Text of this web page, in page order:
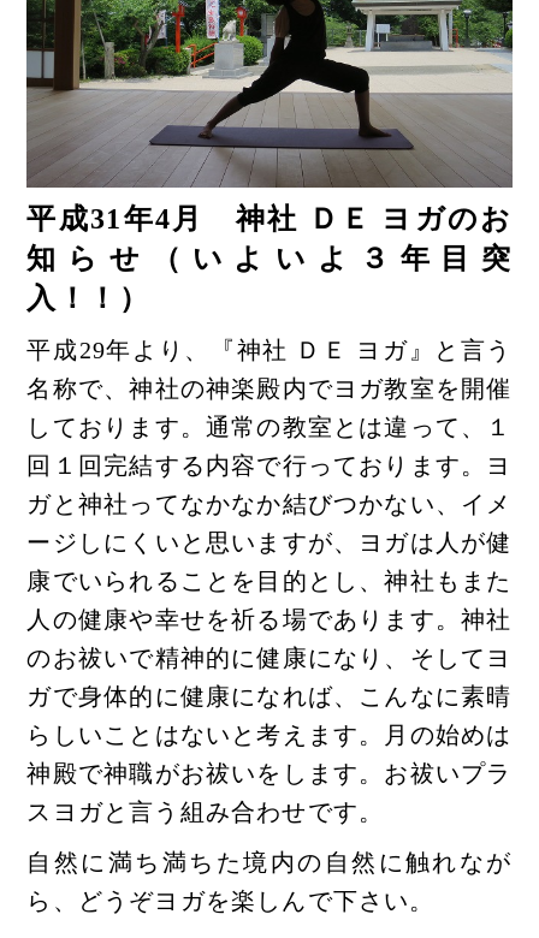
平成31年4月 神社 ＤＥ ヨガのお
知らせ（いよいよ３年目突
入！！）
平成29年より、『神社 ＤＥ ヨガ』と言う
名称で、神社の神楽殿内でヨガ教室を開催
しております。通常の教室とは違って、１
回１回完結する内容で行っております。ヨ
ガと神社ってなかなか結びつかない、イメ
ージしにくいと思いますが、ヨガは人が健
康でいられることを目的とし、神社もまた
人の健康や幸せを祈る場であります。神社
のお祓いで精神的に健康になり、そしてヨ
ガで身体的に健康になれば、こんなに素晴
らしいことはないと考えます。月の始めは
神殿で神職がお祓いをします。お祓いプラ
スヨガと言う組み合わせです。
自然に満ち満ちた境内の自然に触れなが
ら、どうぞヨガを楽しんで下さい。